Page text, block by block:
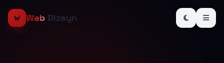
Web Dizayn